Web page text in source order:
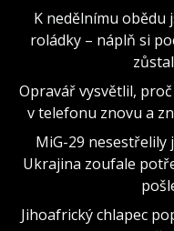
K nedělnímu obědu
roládky – náplň si
Opravář vysvětlil,
v telefonu znovu a
MiG-29
Ukrajina zoufale
Jihoafrický chlapec